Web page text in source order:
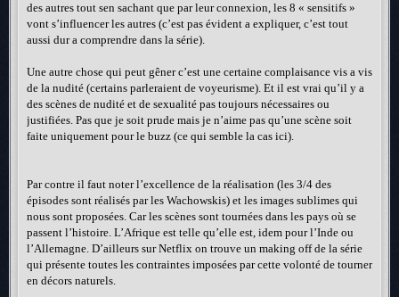
des autres tout sen sachant que par leur connexion, les 8 « sensitifs »
vont s’influencer les autres (c’est pas évident a expliquer, c’est tout
aussi dur a comprendre dans la série).
Une autre chose qui peut gêner c’est une certaine complaisance vis a vis
de la nudité (certains parleraient de voyeurisme). Et il est vrai qu’il y a
des scènes de nudité et de sexualité pas toujours nécessaires ou
justifiées. Pas que je soit prude mais je n’aime pas qu’une scène soit
faite uniquement pour le buzz (ce qui semble la cas ici).
Par contre il faut noter l’excellence de la réalisation (les 3/4 des
épisodes sont réalisés par les Wachowskis) et les images sublimes qui
nous sont proposées. Car les scènes sont tournées dans les pays où se
passent l’histoire. L’Afrique est telle qu’elle est, idem pour l’Inde ou
l’Allemagne. D’ailleurs sur Netflix on trouve un making off de la série
qui présente toutes les contraintes imposées par cette volonté de tourner
en décors naturels.